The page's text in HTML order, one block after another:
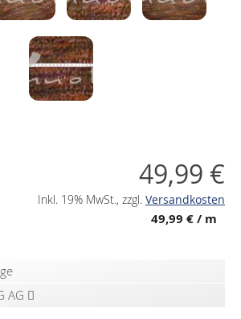
49,99 €
Inkl. 19% MwSt., zzgl. Versandkosten
49,99 €/ m
AG